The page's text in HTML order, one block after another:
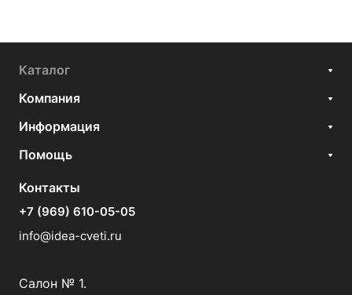
Каталог
Компания
Информация
Помощь
Контакты
+7 (969) 610-05-05
info@idea-cveti.ru
Салон № 1.